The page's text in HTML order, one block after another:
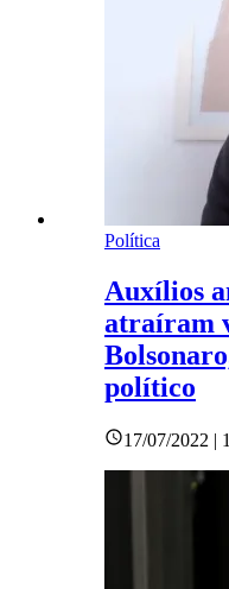
Política
Auxílios
atraíram
político
17/07/2022 |